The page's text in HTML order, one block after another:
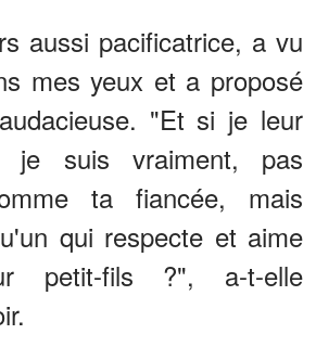
aussi pacificatrice, a vu
mes yeux et a proposé
"Et si je leur
je suis vraiment, pas
ta fiancée, mais
qui respecte et aime
petit-fils ?", a-t-elle